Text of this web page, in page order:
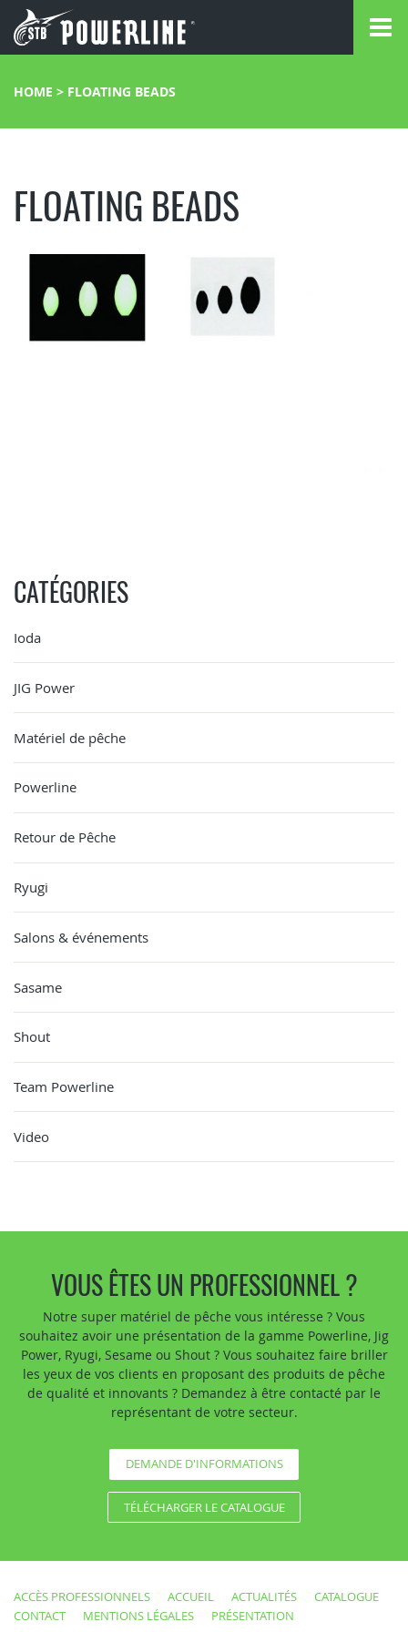
HOME > FLOATING BEADS
FLOATING BEADS
CATÉGORIES
Ioda
JIG Power
Matériel de pêche
Powerline
Retour de Pêche
Ryugi
Salons & événements
Sasame
Shout
Team Powerline
Video
VOUS ÊTES UN PROFESSIONNEL ?
Notre super matériel de pêche vous intéresse ? Vous
souhaitez avoir une présentation de la gamme Powerline, Jig
Power, Ryugi, Sesame ou Shout ? Vous souhaitez faire briller
les yeux de vos clients en proposant des produits de pêche
de qualité et innovants ? Demandez à être contacté par le
représentant de votre secteur.
DEMANDE D'INFORMATIONS
TÉLÉCHARGER LE CATALOGUE
ACCÈS PROFESSIONNELS ACCUEIL ACTUALITÉS
CATALOGUE
CONTACT
MENTIONS LÉGALES PRÉSENTATION